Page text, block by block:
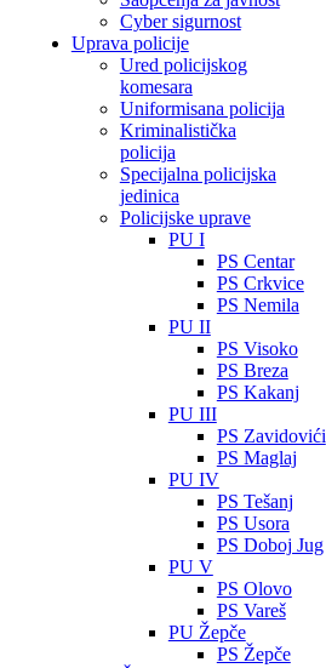
Cyber sigurnost
Uprava policije
Ured policijskog
komesara
Uniformisana policija
Kriminalistička
policija
Specijalna policijska
jedinica
Policijske uprave
PU I
PS Centar
PS Crkvice
PS Nemila
PU II
PS Visoko
PS Breza
PS Kakanj
PU III
PS Zavidovići
PS Maglaj
PU IV
PS Tešanj
PS Usora
PS Doboj Jug
PU V
PS Olovo
PS Vareš
PU Žepče
PS Žepče